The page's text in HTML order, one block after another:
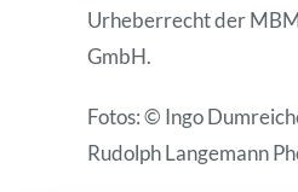
Urheberrecht der
GmbH.
Fotos: © Ingo
Rudolph Langemann